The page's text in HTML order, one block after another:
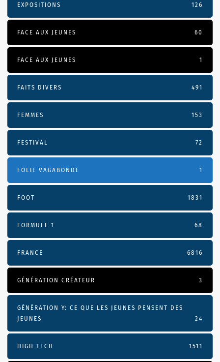
EXPOSITIONS 126
FACE AUX JEUNES 60
FACE AUX JEUNES 1
FAITS DIVERS 491
FEMMES 153
FESTIVAL 72
FOLIE VAGABONDE 1
FOOT 1831
FORMULE 1 68
FRANCE 6816
GÉNÉRATION CRÉATEUR 3
GÉNÉRATION Y: CE QUE LES JEUNES PENSENT DES
JEUNES
24
HIGH TECH 1511